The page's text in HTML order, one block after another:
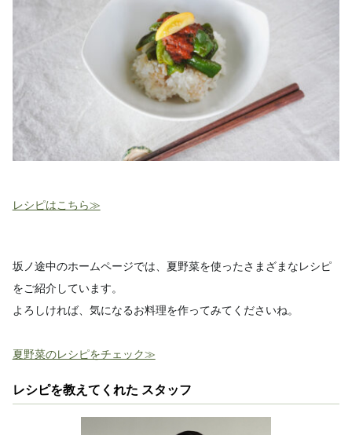
レシピはこちら≫
坂ノ途中のホームページでは、夏野菜を使ったさまざまなレシピ
をご紹介しています。
よろしければ、気になるお料理を作ってみてくださいね。
夏野菜のレシピをチェック≫
レシピを教えてくれた スタッフ